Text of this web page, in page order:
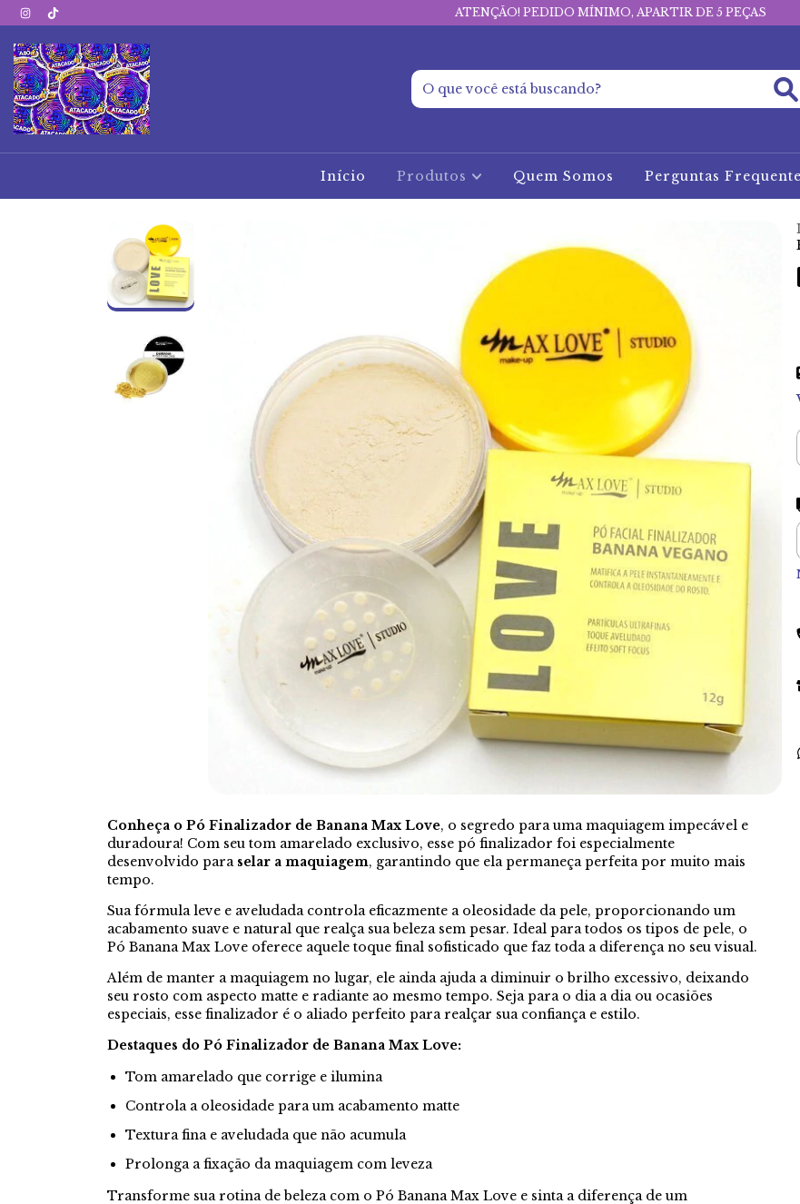
ATENÇÃO! PEDIDO MÍNIMO, APARTIR DE 5 PEÇAS
Início Produtos Quem Somos Perguntas
Conheça o Pó Finalizador de Banana Max Love, o segredo para uma maquiagem impecável e
duradoura! Com seu tom amarelado exclusivo, esse pó finalizador foi especialmente
desenvolvido para selar a maquiagem, garantindo que ela permaneça perfeita por muito mais
tempo.
Sua fórmula leve e aveludada controla eficazmente a oleosidade da pele, proporcionando um
acabamento suave e natural que realça sua beleza sem pesar. Ideal para todos os tipos de pele, o
Pó Banana Max Love oferece aquele toque final sofisticado que faz toda a diferença no seu visual.
Além de manter a maquiagem no lugar, ele ainda ajuda a diminuir o brilho excessivo, deixando
seu rosto com aspecto matte e radiante ao mesmo tempo. Seja para o dia a dia ou ocasiões
especiais, esse finalizador é o aliado perfeito para realçar sua confiança e estilo.
Destaques do Pó Finalizador de Banana Max Love:
Tom amarelado que corrige e ilumina
Controla a oleosidade para um acabamento matte
Textura fina e aveludada que não acumula
Prolonga a fixação da maquiagem com leveza
Transforme sua rotina de beleza com o Pó Banana Max Love e sinta a diferença de um